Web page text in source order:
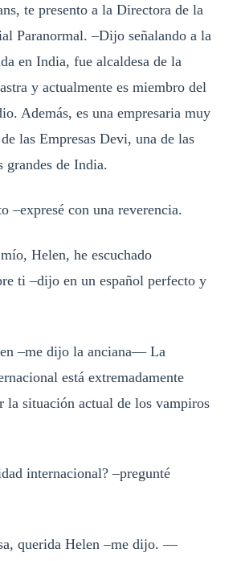
te presento a la Directora de la
Paranormal. –Dijo señalando a la
en India, fue alcaldesa de la
y actualmente es miembro del
Además, es una empresaria muy
las Empresas Devi, una de las
grandes de India.
–expresé con una reverencia.
Helen, he escuchado
ti –dijo en un español perfecto y
–me dijo la anciana— La
está extremadamente
la situación actual de los vampiros
internacional? –pregunté
querida Helen –me dijo. —